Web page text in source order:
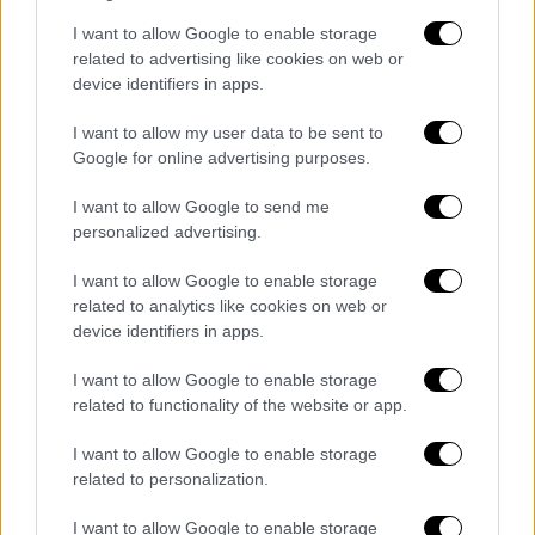
I want to allow Google to enable storage
related to advertising like cookies on web or
device identifiers in apps.
I want to allow my user data to be sent to
Google for online advertising purposes.
I want to allow Google to send me
personalized advertising.
I want to allow Google to enable storage
related to analytics like cookies on web or
device identifiers in apps.
I want to allow Google to enable storage
related to functionality of the website or app.
I want to allow Google to enable storage
related to personalization.
I want to allow Google to enable storage
Οδύσσεια στην Ανταρκτική: «Όταν
χτυπήσει η καταστροφή και κάθε
ελπίδα έχει χαθεί, γονατίστε και
προσευχηθείτε για τον Σάκλτον»
Σαν Σήμερα|15.04.2025 00:00
Ζωή σαν μυθιστόρημα: επέζησε του
Τιτανικού, βύθισε υποβρύχιο,
κατέρριψε ζέπελιν, διέσωσε
βρετανούς στρατιώτες!
Ο ποιητής Γεώργιος Δροσίνης περιγράφει
τις τελευταίες μέρες του Βιζυηνού: «Τρελός
ησυχώτατος, εντελώς ακίνδυνος, και γι’